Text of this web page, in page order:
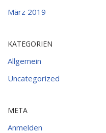
März 2019
KATEGORIEN
Allgemein
Uncategorized
META
Anmelden